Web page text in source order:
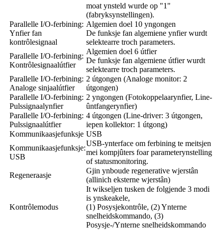
moat ynsteld wurde op "1"
(fabryksynstellingen).
Parallelle I/O-ferbining:
Ynfier fan
kontrôlesignaal
Algemien doel 10 yngongen
De funksje fan algemiene ynfier wurdt
selektearre troch parameters.
Parallelle I/O-ferbining:
Kontrôlesignaalútfier
Algemien doel 6 útfier
De funksje fan algemiene útfier wurdt
selektearre troch parameters.
Parallelle I/O-ferbining:
Analoge sinjaalútfier
2 útgongen (Analoge monitor: 2
útgongen)
Parallelle I/O-ferbining:
Pulssignaalynfier
2 yngongen (Fotokoppelaarynfier, Line-
ûntfangerynfier)
Parallelle I/O-ferbining:
Pulssignaalútfier
4 útgongen (Line-driver: 3 útgongen,
iepen kollektor: 1 útgong)
Kommunikaasjefunksje USB
Kommunikaasjefunksje:
USB
USB-ynterface om ferbining te meitsjen
mei kompjûters foar parameterynstelling
of statusmonitoring.
Regeneraasje
Gjin ynboude regenerative wjerstân
(allinich eksterne wjerstân)
Kontrôlemodus
It wikseljen tusken de folgjende 3 modi
is ynskeakele,
(1) Posysjekontrôle, (2) Ynterne
snelheidskommando, (3)
Posysje-/Ynterne snelheidskommando